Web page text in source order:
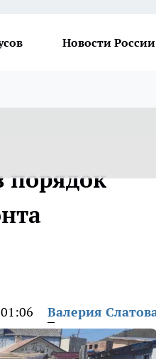
Новости России
порядок
Валерия